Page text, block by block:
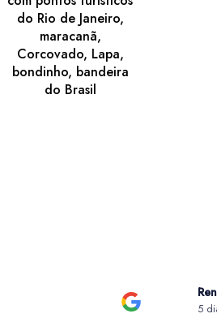
do Rio de Janeiro,
maracanã,
Corcovado, Lapa,
bondinho, bandeira
do Brasil
5